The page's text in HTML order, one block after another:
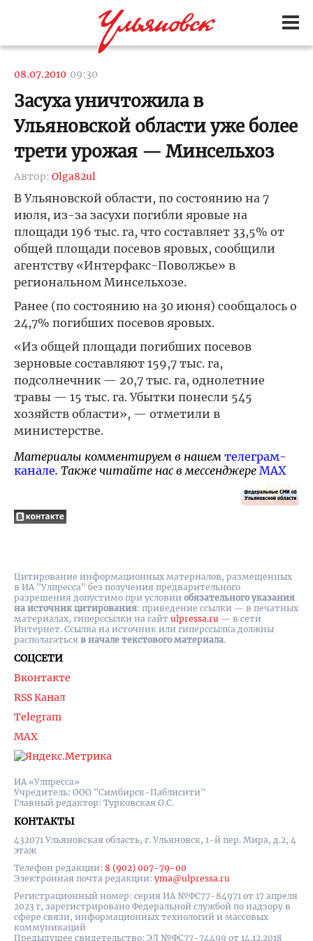
08.07.2010 09:30
Засуха уничтожила в
Ульяновской области уже более
трети урожая — Минсельхоз
Автор: Olga82ul
В Ульяновской области, по состоянию на 7
июля, из-за засухи погибли яровые на
площади 196 тыс. га, что составляет 33,5% от
общей площади посевов яровых, сообщили
агентству «Интерфакс-Поволжье» в
региональном Минсельхозе.
Ранее (по состоянию на 30 июня) сообщалось о
24,7% погибших посевов яровых.
«Из общей площади погибших посевов
зерновые составляют 159,7 тыс. га,
подсолнечник — 20,7 тыс. га, однолетние
травы — 15 тыс. га. Убытки понесли 545
хозяйств области», — отметили в
министерстве.
Материалы комментируем в нашем телеграм-
канале. Также читайте нас в мессенджере MAX
ИА «Улпресса»
Учредитель: ООО "Симбирск-Паблисити"
Главный редактор: Турковская О.С.
КОНТАКТЫ
432071 Ульяновская область, г. Ульяновск, 1-й пер. Мира, д.2, 4
этаж
Телефон редакции: 8 (902) 007-79-00
Электронная почта редакции: yma@ulpressa.ru
Регистрационный номер: серия ИА №ФС77-84971 от 17 апреля
2023 г, зарегистрировано Федеральной службой по надзору в
сфере связи, информационных технологий и массовых
коммуникаций
Предыдущее свидетельство: ЭЛ №ФС77-74499 от 14.12.2018
СОЦСЕТИ
Вконтакте
RSS Канал
Telegram
MAX
Цитирование информационных материалов, размещенных
в ИА "Улпресса" без получения предварительного
разрешения допустимо при условии обязательного указания
на источник цитирования: приведение ссылки — в печатных
материалах, гиперссылки на cайт ulpressa.ru — в сети
Интернет. Ссылка на источник или гиперссылка должны
располагаться в начале текстового материала.